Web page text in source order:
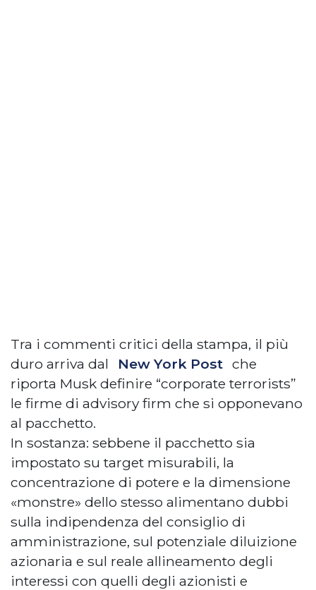
Tra i commenti critici della stampa, il più
duro arriva dal
New York Post che
riporta Musk definire “corporate terrorists”
le firme di advisory firm che si opponevano
al pacchetto.
In sostanza: sebbene il pacchetto sia
impostato su target misurabili, la
concentrazione di potere e la dimensione
«monstre» dello stesso alimentano dubbi
sulla indipendenza del consiglio di
amministrazione, sul potenziale diluizione
azionaria e sul reale allineamento degli
interessi con quelli degli azionisti e